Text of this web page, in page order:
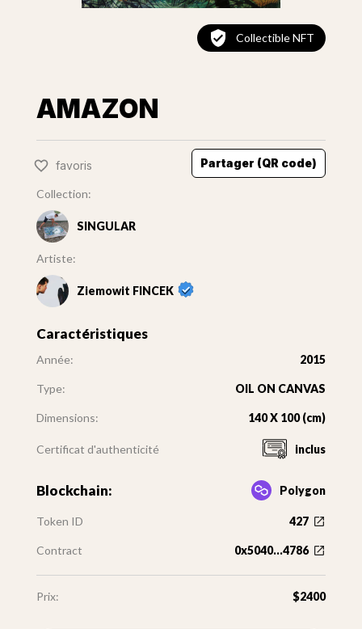
Collectible NFT
AMAZON
favoris Partager (QR code)
Collection:
SINGULAR
Artiste:
Ziemowit FINCEK
Caractéristiques
Année: 2015
Type: OIL ON CANVAS
Dimensions: 140 X 100 (cm)
Certificat d'authenticité inclus
Blockchain: Polygon
Token ID 427
Contract 0x5040...4786
Prix: $2400